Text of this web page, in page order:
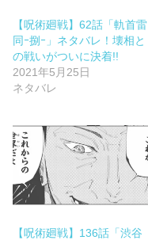
【呪術廻戦】62話「軌首雷
同ｰ捌ｰ」ネタバレ！壊相と
の戦いがついに決着!!
2021年5月25日
ネタバレ
【呪術廻戦】136話「渋谷